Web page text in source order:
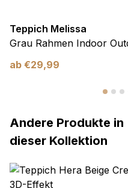
Teppich Melissa
Grau Rahmen Indoor
ab €29,99
Andere Produkte in
dieser Kollektion